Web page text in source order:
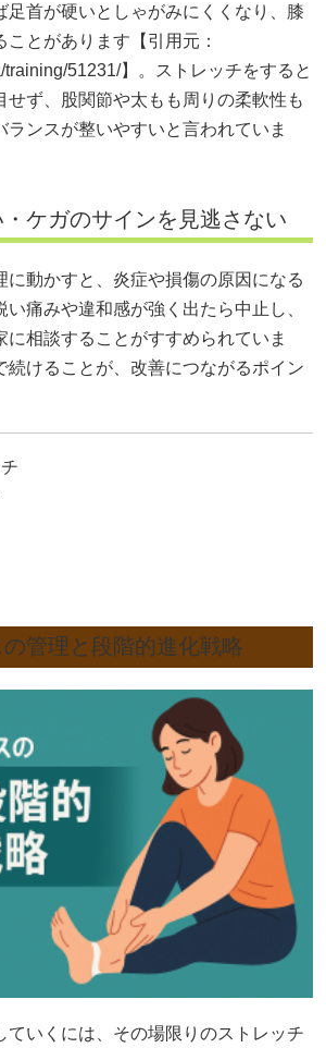
足首が硬いとしゃがみにくくなり、膝
とがあります【引用元：
training/51231/】。ストレッチをすると
せず、股関節や太もも周りの柔軟性も
ランスが整いやすいと言われていま
ケガのサインを見逃さない
に動かすと、炎症や損傷の原因になる
痛みや違和感が強く出たら中止し、
に相談することがすすめられていま
続けることが、改善につながるポイン
管理と段階的進化戦略
ていくには、その場限りのストレッチ